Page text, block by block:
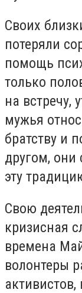
Своих
потеряли
помощь
только
на встречу,
мужья
братству и
другом, они
эту
Свою
кризисная
времена
волонтеры